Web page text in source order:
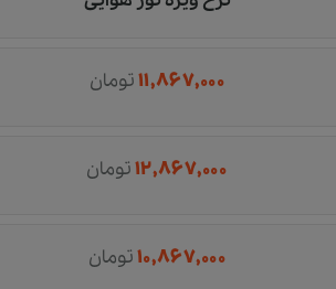
۱۱,۸۶۷,۰۰۰تومان
۱۲,۸۶۷,۰۰۰تومان
۱۰,۸۶۷,۰۰۰تومان